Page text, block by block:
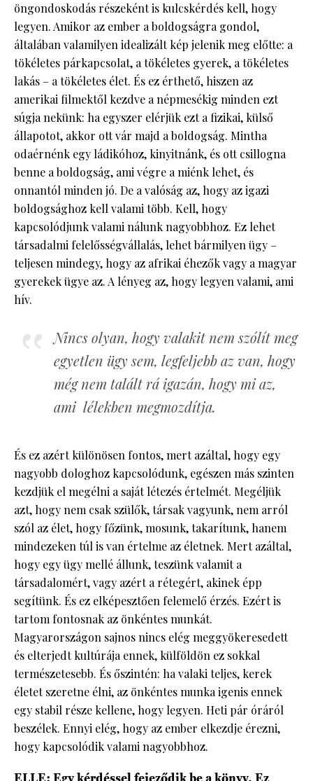
öngondoskodás részeként is kulcskérdés kell, hogy
legyen. Amikor az ember a boldogságra gondol,
általában valamilyen idealizált kép jelenik meg előtte: a
tökéletes párkapcsolat, a tökéletes gyerek, a tökéletes
lakás – a tökéletes élet. És ez érthető, hiszen az
amerikai filmektől kezdve a népmesékig minden ezt
súgja nekünk: ha egyszer elérjük ezt a fizikai, külső
állapotot, akkor ott vár majd a boldogság. Mintha
odaérnénk egy ládikóhoz, kinyitnánk, és ott csillogna
benne a boldogság, ami végre a miénk lehet, és
onnantól minden jó. De a valóság az, hogy az igazi
boldogsághoz kell valami több. Kell, hogy
kapcsolódjunk valami nálunk nagyobbhoz. Ez lehet
társadalmi felelősségvállalás, lehet bármilyen ügy –
teljesen mindegy, hogy az afrikai éhezők vagy a magyar
gyerekek ügye az. A lényeg az, hogy legyen valami, ami
hív.
Nincs olyan, hogy valakit nem szólít meg
egyetlen ügy sem, legfeljebb az van, hogy
még nem talált rá igazán, hogy mi az,
ami lélekben megmozdítja.
És ez azért különösen fontos, mert azáltal, hogy egy
nagyobb dologhoz kapcsolódunk, egészen más szinten
kezdjük el megélni a saját létezés értelmét. Megéljük
azt, hogy nem csak szülők, társak vagyunk, nem arról
szól az élet, hogy főzünk, mosunk, takarítunk, hanem
mindezeken túl is van értelme az életnek. Mert azáltal,
hogy egy ügy mellé állunk, teszünk valamit a
társadalomért, vagy azért a rétegért, akinek épp
segítünk. És ez elképesztően felemelő érzés. Ezért is
tartom fontosnak az önkéntes munkát.
Magyarországon sajnos nincs elég meggyökeresedett
és elterjedt kultúrája ennek, külföldön ez sokkal
természetesebb. És őszintén: ha valaki teljes, kerek
életet szeretne élni, az önkéntes munka igenis ennek
egy stabil része kellene, hogy legyen. Heti pár óráról
beszélek. Ennyi elég, hogy az ember elkezdje érezni,
hogy kapcsolódik valami nagyobbhoz.